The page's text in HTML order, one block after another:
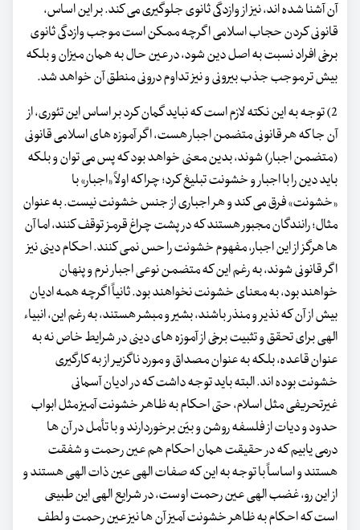
آن آشنا شده اند، نیز از وازدگی ثانوی جلوگیری می کند. بر این اساس،
قانونی کردن حجاب اسلامی اگرچه ممکن است موجب وازدگی ثانوی
برخی افراد نسبت به اصل دین شود، در عین حال به همان میزان و بلکه
بیش تر موجب جذب بیرونی و نیز تداوم درونی منطق آن خواهد شد.
2) توجه به این نکته لازم است که نباید گمان کرد بر اساس این تئوری، از
آن جا که هر قانونی متضمن اجبار هست، اگر آموزه های اسلامی قانونی
(متضمن اجبار) شوند، بدین معنی خواهد بود که پس می توان و بلکه
باید دین را با اجبار و خشونت تبلیغ کرد؛ چرا که اولاً «اجبار» با
«خشونت» فرق می کند و هر اجباری از جنس خشونت نیست. به عنوان
مثال؛ رانندگان مجبور هستند که در پشت چراغ قرمز توقف کنند، اما آن
ها هرگز از این اجبار، مفهوم خشونت را حس نمی کنند. احکام دینی نیز
اگر قانونی شوند، به رغم این که متضمن نوعی اجبار نرم و پنهان
خواهند بود، به معنای خشونت نخواهند بود. ثانیاً اگرچه همه ادیان
بیش از آن که نذیر و منذر باشند، بشیر و مبشر هستند، به رغم این، انبیاء
الهی برای تحقق و تثبیت برخی از آموزه های دینی در شرایط خاص نه به
عنوان قاعده، بلکه به عنوان مصداق و مورد ناگزیر از به کارگیری
خشونت بوده اند. البته باید توجه داشت که در ادیان آسمانی
غیرتحریفی مثل اسلام، حتی احکام به ظاهر خشونت آمیز مثل ابواب
حدود و دیات از فلسفه روشن و بیّن برخوردارند و با تأمل در آن ها
درمی یابیم که در حقیقت همان احکام هم عین رحمت و شفقت
هستند و اساساً با توجه به این که صفات الهی عین ذات الهی هستند و
از این رو، غضب الهی عین رحمت اوست، در شرایع الهی این طبیعی
است که احکام به ظاهر خشونت آمیز آن ها نیز عین رحمت و لطف